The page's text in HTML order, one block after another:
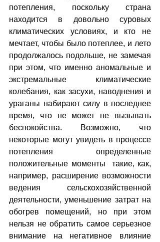
потепления, поскольку страна
находится в довольно суровых
климатических условиях, и кто не
мечтает, чтобы было потеплее, и лето
продолжалось подольше, не замечая
при этом, что именно аномальные и
экстремальные климатические
колебания, как засухи, наводнения и
ураганы набирают силу в последнее
время, что не может не вызывать
беспокойства. Возможно, что
некоторые могут увидеть в процессе
потепления определенные
положительные моменты  такие, как,
например, расширение возможности
ведения сельскохозяйственной
деятельности, уменьшение затрат на
обогрев помещений, но при этом
нельзя не обратить самое серьезное
внимание на негативное влияние